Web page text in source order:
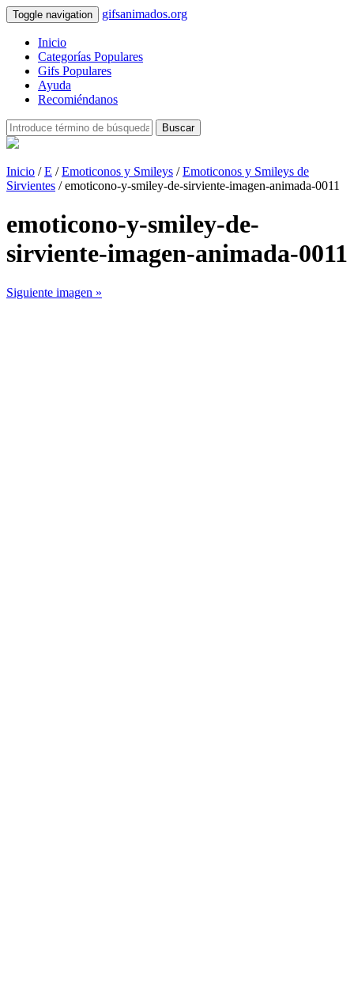
Toggle navigation gifsanimados.org
Inicio
Categorías Populares
Gifs Populares
Ayuda
Recomiéndanos
Buscar
Inicio /E /Emoticonos y Smileys /Emoticonos y Smileys de
Sirvientes / emoticono-y-smiley-de-sirviente-imagen-animada-0011
emoticono-y-smiley-de-
sirviente-imagen-animada-0011
Siguiente imagen »